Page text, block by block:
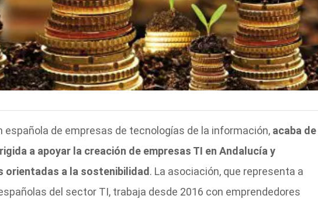
española de empresas de tecnologías de la información,acaba de
a apoyar la creación de empresas TI en Andalucía y
orientadas a la sostenibilidad. La asociación, que representa a
del sector TI, trabaja desde 2016 con emprendedores